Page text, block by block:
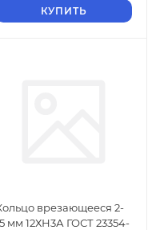
КУПИТЬ
врезающееся 2-
мм 12ХН3А ГОСТ 23354-